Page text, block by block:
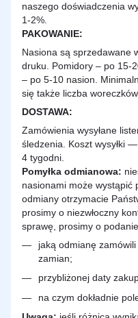
naszego doświadczenia
1-2%.
PAKOWANIE:
Nasiona są sprzedawane
druku. Pomidory – po 15-
– po 5-10 nasion.
się także liczba
DOSTAWA:
Zamówienia wysyłane
śledzenia. Koszt wysyłki
4 tygodni.
Pomyłka odmianowa:
nasionami może wystąpić
odmiany otrzymacie
prosimy o niezwłoczny
sprawę, prosimy o
jaką odmianę
zamian;
przybliżonej daty
na czym dokładnie